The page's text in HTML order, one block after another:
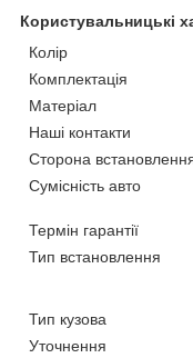
Користувальницькі
Колір
Комплектація
Матеріал
Наші контакти
Сторона
Сумісність авто
Термін гарантії
Тип встановлення
Тип кузова
Уточнення